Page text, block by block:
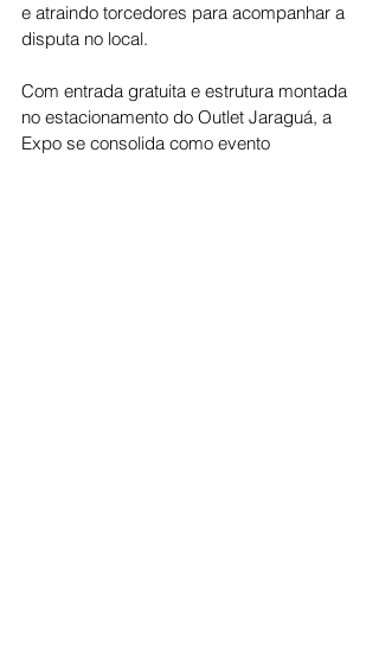
e atraindo torcedores para acompanhar a
disputa no local.
Com entrada gratuita e estrutura montada
no estacionamento do Outlet Jaraguá, a
Expo se consolida como evento